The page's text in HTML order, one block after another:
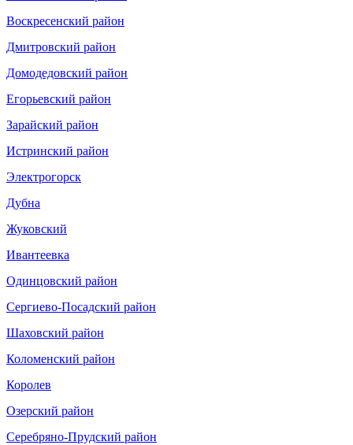
Воскресенский район
Дмитровский район
Домодедовский район
Егорьевский район
Зарайский район
Истринский район
Электрогорск
Дубна
Жуковский
Ивантеевка
Одинцовский район
Сергиево-Посадский район
Шаховский район
Коломенский район
Королев
Озерский район
Серебряно-Прудский район